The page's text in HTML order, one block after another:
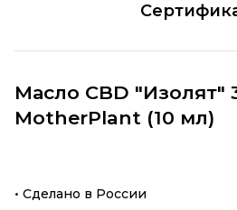
Масло CBD "Изолят"
MotherPlant (10 мл)
• Сделано в России